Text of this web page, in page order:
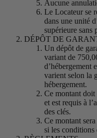
Aucune
Le Locateur se
dans une unité
supérieure sans
DÉPÔT DE
Un dépôt de
variant de
d’hébergement
varient selon la
hébergement.
Ce montant doit
et est requis à
des clés.
Ce montant
si les conditions